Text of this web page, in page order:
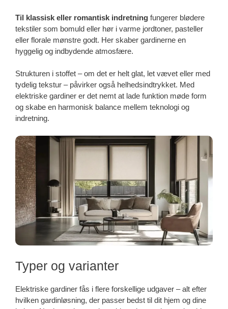
Til klassisk eller romantisk indretning fungerer blødere
tekstiler som bomuld eller hør i varme jordtoner, pasteller
eller florale mønstre godt. Her skaber gardinerne en
hyggelig og indbydende atmosfære.
Strukturen i stoffet – om det er helt glat, let vævet eller med
tydelig tekstur – påvirker også helhedsindtrykket. Med
elektriske gardiner er det nemt at lade funktion møde form
og skabe en harmonisk balance mellem teknologi og
indretning.
Typer og varianter
Elektriske gardiner fås i flere forskellige udgaver – alt efter
hvilken gardinløsning, der passer bedst til dit hjem og dine